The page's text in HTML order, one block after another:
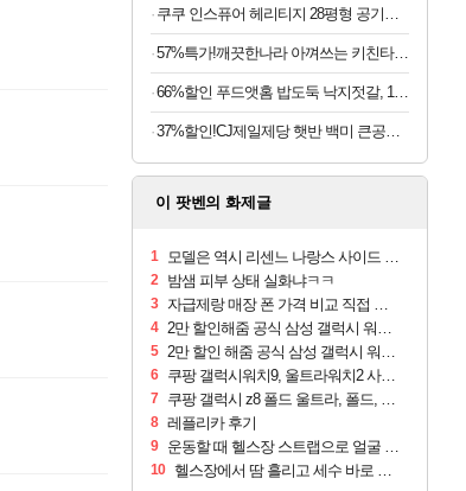
쿠쿠 인스퓨어 헤리티지 28평형 공기청정기 AC-28AHNL20FNW
57%특가!깨끗한나라 아껴쓰는 키친타월, 140매, 8롤, 1팩
66%할인 푸드앳홈 밥도둑 낙지젓갈, 1kg, 1개
37%할인!CJ제일제당 햇반 백미 큰공기, 300g, 18개
이 팟벤의 화제글
1 모델은 역시 리센느 나랑스 사이드 1.25L 1박스
2 밤샘 피부 상태 실화냐ㅋㅋ
3 자급제랑 매장 폰 가격 비교 직접 안가도 되네요
4 2만 할인해줌 공식 삼성 갤럭시 워치9 크림, 40mm, 블루투스
5 2만 할인 해줌 공식 삼성 갤럭시 워치9 실버, 44mm, 블루투스
6 쿠팡 갤럭시워치9, 울트라워치2 사전구매 혜택 받아보세요
7 쿠팡 갤럭시 z8 폴드 울트라, 폴드, 플립 사전예약
8 레플리카 후기
9 운동할 때 헬스장 스트랩으로 얼굴 만졌다가 볼 뒤집어짐
10 헬스장에서 땀 흘리고 세수 바로 안 하면 트러블 나냐?